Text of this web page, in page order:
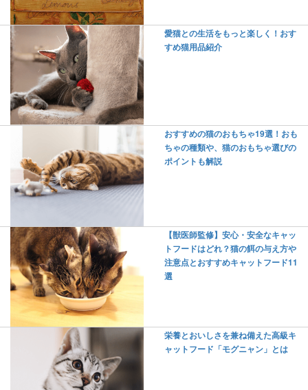
愛猫との生活をもっと楽しく！おす
すめ猫用品紹介
おすすめの猫のおもちゃ19選！おも
ちゃの種類や、猫のおもちゃ選びの
ポイントも解説
【獣医師監修】安心・安全なキャッ
トフードはどれ？猫の餌の与え方や
注意点とおすすめキャットフード11
選
栄養とおいしさを兼ね備えた高級キ
ャットフード「モグニャン」とは